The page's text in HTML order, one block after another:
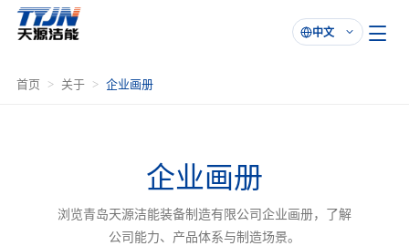

中文
首页 关于 企业画册
企业画册
浏览青岛天源洁能装备制造有限公司企业画册，了解
公司能力、产品体系与制造场景。